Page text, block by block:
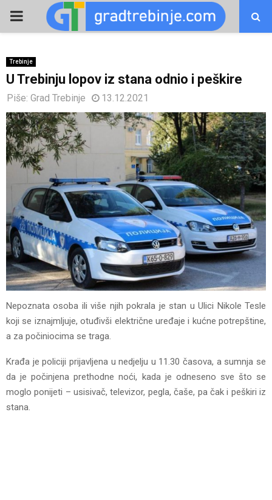
PRIMARY
Trebinje
U Trebinju lopov iz stana odnio i peškire
Piše: Grad Trebinje 13.12.2021
Nepoznata osoba ili više njih pokrala je stan u Ulici Nikole Tesle
koji se iznajmljuje, otuđivši električne uređaje i kućne potrepštine,
a za počiniocima se traga.
Krađa je policiji prijavljena u nedjelju u 11.30 časova, a sumnja se
da je počinjena prethodne noći, kada je odneseno sve što se
moglo ponijeti – usisivač, televizor, pegla, čaše, pa čak i peškiri iz
stana.